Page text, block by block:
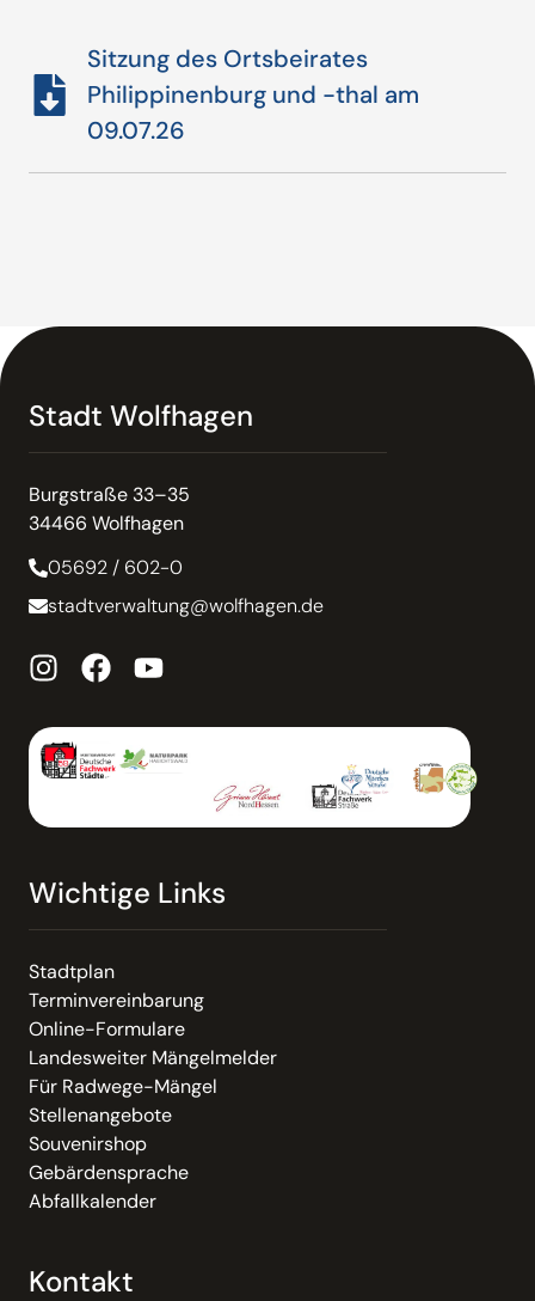
Sitzung des Ortsbeirates
Philippinenburg und -thal am
09.07.26
Stadt Wolfhagen
Burgstraße 33–35
34466 Wolfhagen
05692 / 602-0
stadtverwaltung@wolfhagen.de
Wichtige Links
Stadtplan
Terminvereinbarung
Online-Formulare
Landesweiter Mängelmelder
Für Radwege-Mängel
Stellenangebote
Souvenirshop
Gebärdensprache
Abfallkalender
Kontakt